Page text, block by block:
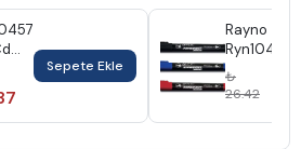
Sepete Ekle
Rayno
Ryn10458
Taraflı Cd
Kırmızı
₺
26.42